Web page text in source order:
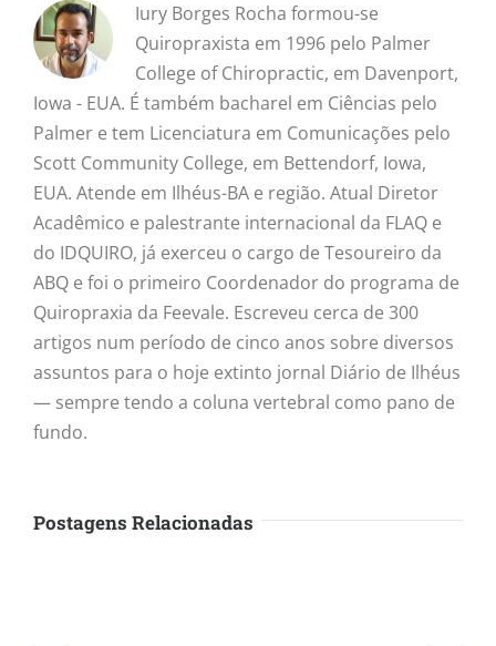
Iury Borges Rocha formou-se
Quiropraxista em 1996 pelo Palmer
College of Chiropractic, em Davenport,
Iowa - EUA. É também bacharel em Ciências pelo
Palmer e tem Licenciatura em Comunicações pelo
Scott Community College, em Bettendorf, Iowa,
EUA. Atende em Ilhéus-BA e região. Atual Diretor
Acadêmico e palestrante internacional da FLAQ e
do IDQUIRO, já exerceu o cargo de Tesoureiro da
ABQ e foi o primeiro Coordenador do programa de
Quiropraxia da Feevale. Escreveu cerca de 300
artigos num período de cinco anos sobre diversos
assuntos para o hoje extinto jornal Diário de Ilhéus
— sempre tendo a coluna vertebral como pano de
fundo.
Postagens Relacionadas